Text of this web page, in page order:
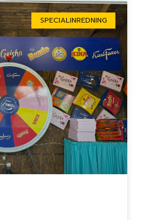
SPECIALINREDNING
Sida Sida Sida